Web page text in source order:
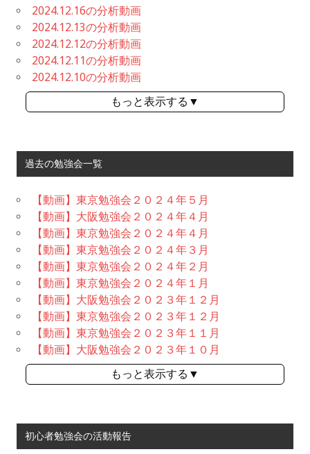
2024.12.16の分析動画
2024.12.13の分析動画
2024.12.12の分析動画
2024.12.11の分析動画
2024.12.10の分析動画
もっと表示する▼
過去の勉強会一覧
【動画】東京勉強会２０２４年５月
【動画】大阪勉強会２０２４年４月
【動画】東京勉強会２０２４年４月
【動画】東京勉強会２０２４年３月
【動画】東京勉強会２０２４年２月
【動画】東京勉強会２０２４年１月
【動画】大阪勉強会２０２３年１２月
【動画】東京勉強会２０２３年１２月
【動画】東京勉強会２０２３年１１月
【動画】大阪勉強会２０２３年１０月
もっと表示する▼
初心者勉強会の活動報告